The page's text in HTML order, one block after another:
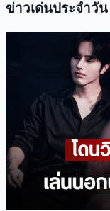
ข่าวเด่นประจำวัน